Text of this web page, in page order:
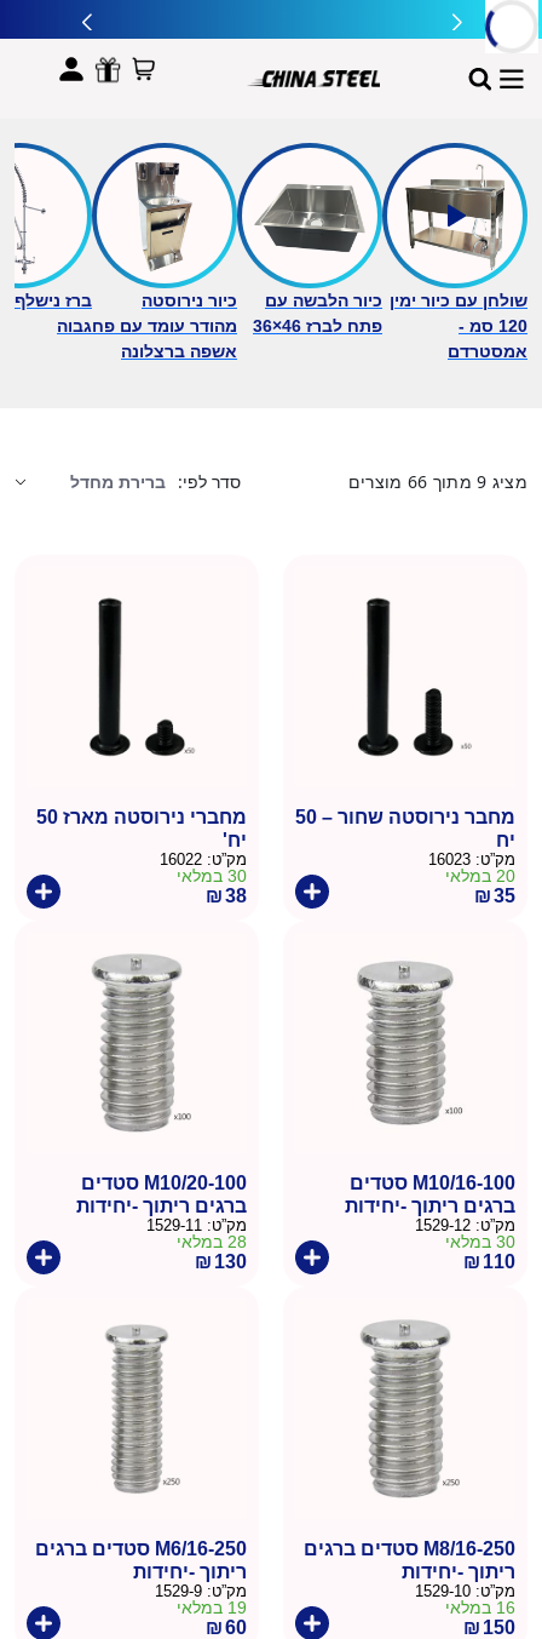
שולחן עם כיור ימין
120 סמ -
אמסטרדם
כיור הלבשה עם
פתח לברז 46×36
כיור נירוסטה
מהודר עומד עם פח
אשפה ברצלונה
ברז נישלף
גבוה
מציג 9מתוך 66מוצרים סדר לפי:
מחבר נירוסטה שחור – 50
יח
מק”ט: 16023
20 במלאי
₪35
מחברי נירוסטה מארז 50
יח'
מק”ט: 16022
30 במלאי
₪38
M10/16-100 סטדים
ברגים ריתוך -יחידות
מק”ט: 1529-12
30 במלאי
₪ 110
M10/20-100 סטדים
ברגים ריתוך -יחידות
מק”ט: 1529-11
28 במלאי
₪ 130
M8/16-250 סטדים ברגים
ריתוך -יחידות
מק”ט: 1529-10
16 במלאי
₪ 150
M6/16-250 סטדים ברגים
ריתוך -יחידות
מק”ט: 1529-9
19 במלאי
₪60